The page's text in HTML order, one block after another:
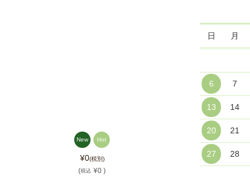
New Hot
¥0(税別)
(税込 ¥0 )
日 月
6 7
13 14
20 21
27 28